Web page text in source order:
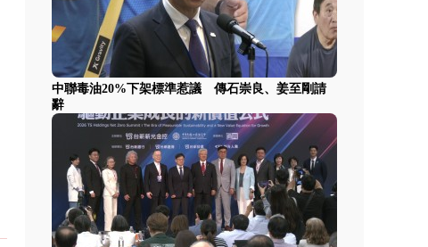
中聯毒油20%下架標準惹議 傳石崇良、姜至剛請
辭